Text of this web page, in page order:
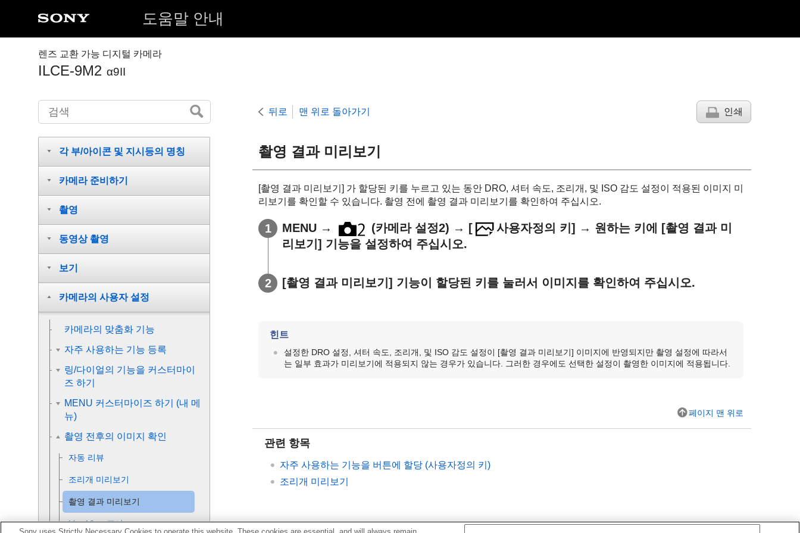
도움말 안내
렌즈 교환 가능 디지털 카메라
ILCE-9M2 α9II
뒤로 맨 위로 돌아가기 인쇄
촬영 결과 미리보기
[촬영 결과 미리보기] 가 할당된 키를 누르고 있는 동안 DRO, 셔터 속도, 조리개, 및 ISO 감도 설정이 적용된 이미지 미
리보기를 확인할 수 있습니다. 촬영 전에 촬영 결과 미리보기를 확인하여 주십시오.
MENU → (카메라 설정2) → [ 사용자정의 키] → 원하는 키에
[촬영 결과 미
리보기] 기능을 설정하여 주십시오.
[촬영 결과 미리보기] 기능이 할당된 키를 눌러서 이미지를 확인하여 주십시오.
힌트
설정한 DRO 설정, 셔터 속도, 조리개, 및 ISO 감도 설정이 [촬영 결과 미리보기] 이미지에 반영되지만 촬영 설정에 따라서
는 일부 효과가 미리보기에 적용되지 않는 경우가 있습니다. 그러한 경우에도 선택한 설정이 촬영한 이미지에 적용됩니다.
페이지 맨 위로
관련 항목
자주 사용하는 기능을 버튼에 할당 (사용자정의 키 )
조리개 미리보기
각 부/아이콘 및 지시등의 명칭
카메라 준비하기
촬영
동영상 촬영
보기
카메라의 사용자 설정
카메라의 맞춤화 기능
자주 사용하는 기능 등록
링/다이얼의 기능을 커스터마이
즈 하기
MENU 커스터마이즈 하기 (내 메
뉴)
촬영 전후의 이미지 확인
자동 리뷰
조리개 미리보기
촬영 결과 미리보기
Live View 표시